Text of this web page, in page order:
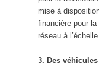
mise à
financière pour
réseau à
3. Des